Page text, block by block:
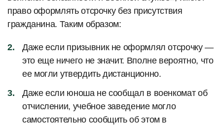
право оформлять отсрочку без присутствия
гражданина. Таким образом:
Даже если призывник не оформлял отсрочку —
это еще ничего не значит. Вполне вероятно, что
ее могли утвердить дистанционно.
Даже если юноша не сообщал в военкомат об
отчислении, учебное заведение могло
самостоятельно сообщить об этом в